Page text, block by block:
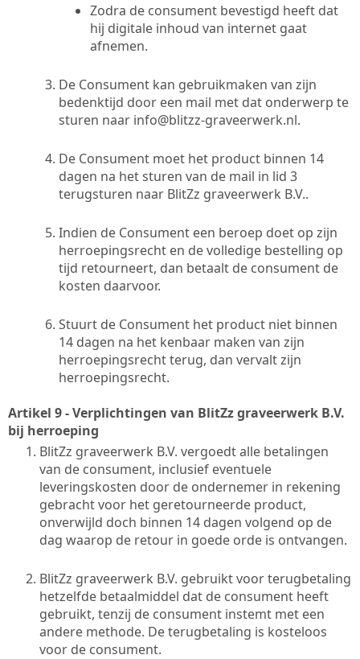
Zodra de consument bevestigd heeft dat
hij digitale inhoud van internet gaat
afnemen.
De Consument kan gebruikmaken van zijn
bedenktijd door een mail met dat onderwerp te
sturen naar info@blitzz-graveerwerk.nl.
De Consument moet het product binnen 14
dagen na het sturen van de mail in lid 3
terugsturen naar BlitZz graveerwerk B.V..
Indien de Consument een beroep doet op zijn
herroepingsrecht en de volledige bestelling op
tijd retourneert, dan betaalt de consument de
kosten daarvoor.
Stuurt de Consument het product niet binnen
14 dagen na het kenbaar maken van zijn
herroepingsrecht terug, dan vervalt zijn
herroepingsrecht.
Artikel 9 - Verplichtingen van BlitZz graveerwerk B.V.
bij herroeping
BlitZz graveerwerk B.V. vergoedt alle betalingen
van de consument, inclusief eventuele
leveringskosten door de ondernemer in rekening
gebracht voor het geretourneerde product,
onverwijld doch binnen 14 dagen volgend op de
dag waarop de retour in goede orde is ontvangen.
BlitZz graveerwerk B.V. gebruikt voor terugbetaling
hetzelfde betaalmiddel dat de consument heeft
gebruikt, tenzij de consument instemt met een
andere methode. De terugbetaling is kosteloos
voor de consument.